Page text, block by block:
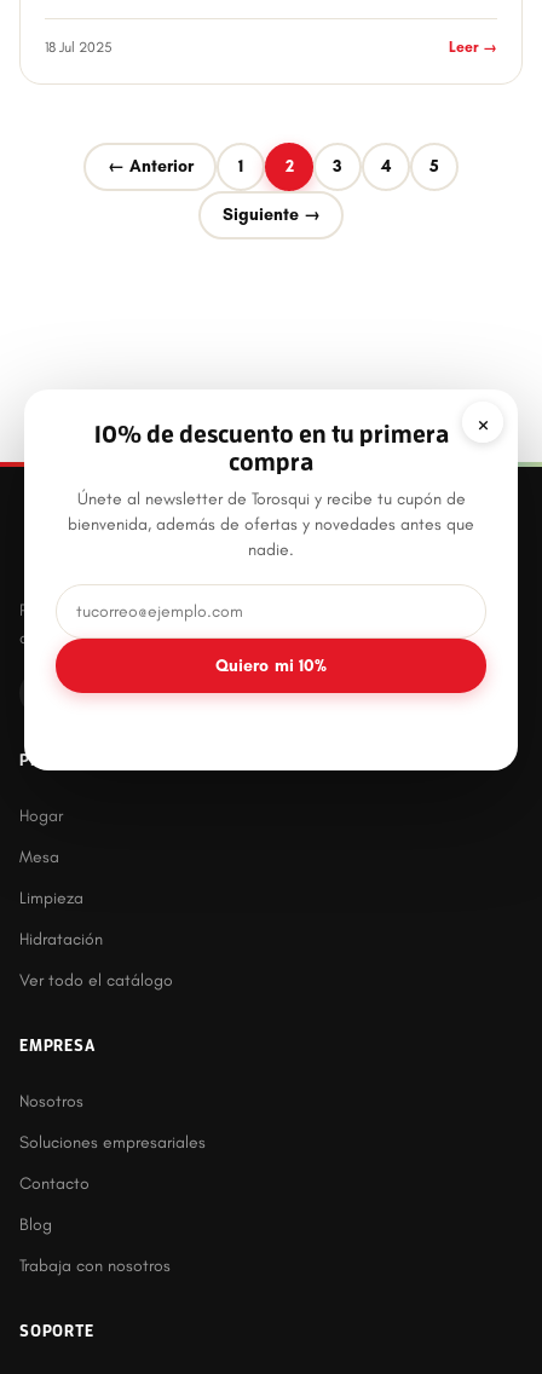
superficie: Cerámica y porcelana...
18 Jul 2025 Leer →
← Anterior 1 2 3 4 5
Siguiente →
×
10% de descuento en tu primera
compra
Únete al newsletter de Torosqui y recibe tu cupón de
bienvenida, además de ofertas y novedades antes que
nadie.
Quiero mi 10%
Productos plásticos innovadores, prácticos y
duraderos para el hogar mexicano.
PRODUCTOS
Hogar
Mesa
Limpieza
Hidratación
Ver todo el catálogo
EMPRESA
Nosotros
Soluciones empresariales
Contacto
Blog
Trabaja con nosotros
SOPORTE